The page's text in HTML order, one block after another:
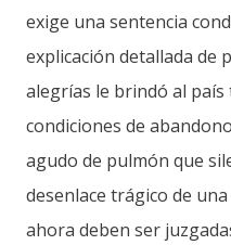
exige una sentencia
explicación detallada de
alegrías le brindó al
condiciones de
agudo de pulmón que
desenlace trágico de
ahora deben ser